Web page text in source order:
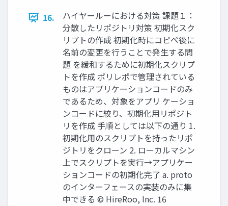
16.
ハイヤールーにおける対策 課題１：
分散したリポジトリ対策 初期化スク
リプトの作成 初期化時にコピペ後に
名前の変更を行うことで発生する問
題 を緩和するために初期化スクリプ
トを作成 ポリレポで管理されている
ものはアプリケーションコードのみ
であるため、対象をアプリ ケーショ
ンコードに絞り、初期化用リポジト
リを作成 手順としては以下の通り 1.
初期化用のスクリプトを持ったリポ
ジトリをクローン 2. ローカルマシン
上でスクリプトを実行→アプリケー
ションコードの初期化完了 a. proto
のインターフェースの実装のみに集
中できる © HireRoo, Inc. 16